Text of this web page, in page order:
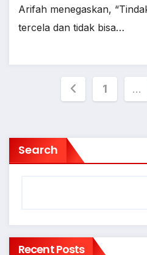
Arifah menegaskan,
tercela dan tidak bisa…
Posts
1 …
Search
Recent Posts